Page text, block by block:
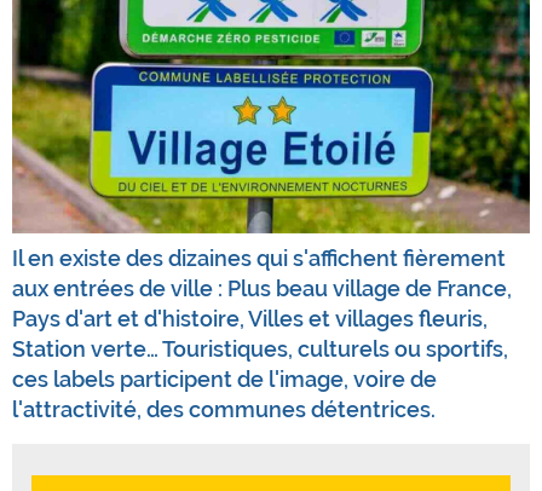
Il en existe des dizaines qui s'affichent fièrement
aux entrées de ville : Plus beau village de France,
Pays d'art et d'histoire, Villes et villages fleuris,
Station verte… Touristiques, culturels ou sportifs,
ces labels participent de l'image, voire de
l'attractivité, des communes détentrices.